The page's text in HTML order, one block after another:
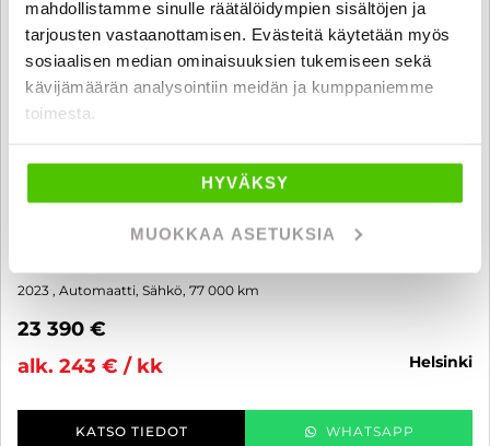
mahdollistamme sinulle räätälöidympien sisältöjen ja
tarjousten vastaanottamisen. Evästeitä käytetään myös
sosiaalisen median ominaisuuksien tukemiseen sekä
kävijämäärän analysointiin meidän ja kumppaniemme
toimesta.
HYVÄKSY
MUOKKAA ASETUKSIA
Citroen e-Jumpy
75 kWh 136 XL - 6 kk korotonta ja kulutonta maksuaikaa! -
sähköpaku! 1. Omisteinen Suomi-Auto, Vakionopeudensäädin &
2023 , Automaatti, Sähkö, 77 000 km
23 390 €
alk. 243 € / kk
helsinki
KATSO TIEDOT WHATSAPP